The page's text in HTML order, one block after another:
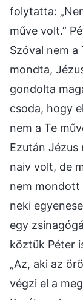
folytatta:
műve volt.”
Szóval nem a
mondta,
gondolta
csoda, hogy
nem a Te
Ezután
naiv volt, de
nem mondott
neki
egy
köztük Péter
„Az, aki az
végzi el a